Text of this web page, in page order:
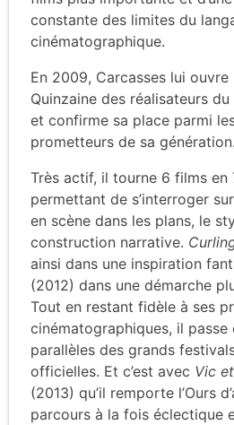
constante des limites du
cinématographique.
En 2009, Carcasses lui
Quinzaine des réalisateurs
et confirme sa place parmi
prometteurs de sa génération.
Très actif, il tourne 6 films en
permettant de s’interroger
en scène dans les plans, le
construction narrative.
ainsi dans une inspiration
(2012) dans une démarche
Tout en restant fidèle à ses
cinématographiques, il passe
parallèles des grands
officielles. Et c’est avec Vic
(2013) qu’il remporte l’Ours
parcours à la fois éclectique